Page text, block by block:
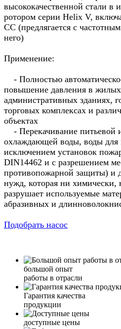
высококачественной стали в
ротором серии Helix V,
CC (предлягается с
него)
Применение:
- Полностью
повышение давления в
административных зданиях,
торговых комплексах и
объектах
- Перекачивание питьевой
охлаждающей воды, воды для
исключением установок
DIN14462 и с разрешением
противопожарной защиты) и
нужд, которая ни химически,
разрушает используемые
абразивных и
Подобрать насос
большой опыт
работы в отрасли
Гарантия качества
продукции
доступные цены